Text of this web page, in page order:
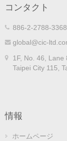
コンタクト
886-2-2788-
global@cic-
1F, No. 46, Lane
Taipei City 115,
情報
ホームページ